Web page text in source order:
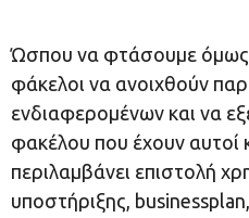
Ώσπου να φτάσουμε όμως
φάκελοι να ανοιχθούν
ενδιαφερομένων και να
φακέλου που έχουν αυτοί
περιλαμβάνει επιστολή
υποστήριξης,